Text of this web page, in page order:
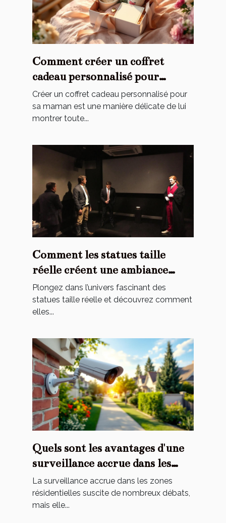
Comment créer un coffret
cadeau personnalisé pour
toucher le cœur de maman ?
Créer un coffret cadeau personnalisé pour
sa maman est une manière délicate de lui
montrer toute...
Comment les statues taille
réelle créent une ambiance
cinématographique chez vous ?
Plongez dans l’univers fascinant des
statues taille réelle et découvrez comment
elles...
Quels sont les avantages d'une
surveillance accrue dans les
zones résidentielles ?
La surveillance accrue dans les zones
résidentielles suscite de nombreux débats,
mais elle...